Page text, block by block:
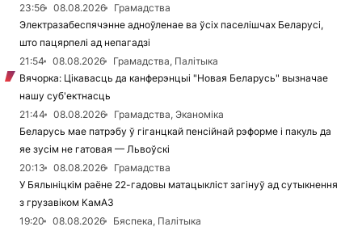
23:56
08.08.2026
Грамадства
Электразабеспячэнне адноўленае ва ўсіх паселішчах Беларусі,
што пацярпелі ад непагадзі
21:54
08.08.2026
Грамадства, Палітыка
Вячорка: Цікавасць да канферэнцыі "Новая Беларусь" вызначае
нашу суб'ектнасць
21:44
08.08.2026
Грамадства, Эканоміка
Беларусь мае патрэбу ў гіганцкай пенсійнай рэформе і пакуль да
яе зусім не гатовая — Львоўскі
20:13
08.08.2026
Грамадства
У Бялыніцкім раёне 22-гадовы матацыкліст загінуў ад сутыкнення
з грузавіком КамАЗ
19:20
08.08.2026
Бяспека, Палітыка